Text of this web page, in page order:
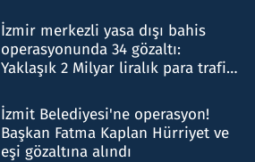
İzmir merkezli yasa dışı bahis
operasyonunda 34 gözaltı:
Yaklaşık 2 Milyar liralık para trafiği
İzmit Belediyesi'ne operasyon!
Başkan Fatma Kaplan Hürriyet ve
eşi gözaltına alındı